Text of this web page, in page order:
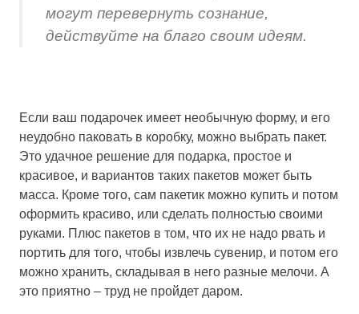
могут перевернуть сознание,
действуйте на благо своим идеям.
Если ваш подарочек имеет необычную форму, и его
неудобно паковать в коробку, можно выбрать пакет.
Это удачное решение для подарка, простое и
красивое, и вариантов таких пакетов может быть
масса. Кроме того, сам пакетик можно купить и потом
оформить красиво, или сделать полностью своими
руками. Плюс пакетов в том, что их не надо рвать и
портить для того, чтобы извлечь сувенир, и потом его
можно хранить, складывая в него разные мелочи. А
это приятно – труд не пройдет даром.